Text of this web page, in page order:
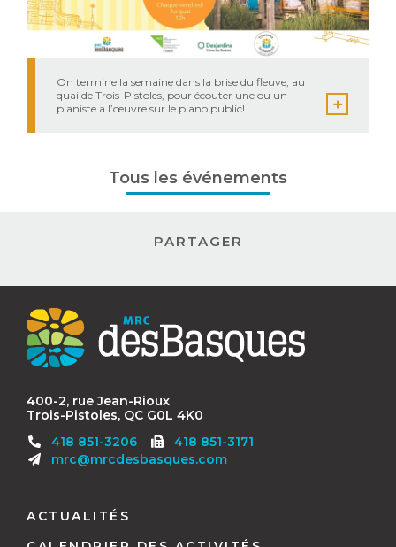
On termine la semaine dans la brise du fleuve, au
quai de Trois-Pistoles, pour écouter une ou un
pianiste a l’œuvre sur le piano public!
Tous les événements
PARTAGER
Contact
MRC
des
Basques
400-2, rue Jean-Rioux
Trois-Pistoles, QC G0L 4K0
418 851-3206
Télécopieur
:
418 851-3171
mrc@mrcdesbasques.com
pied
ACTUALITÉS